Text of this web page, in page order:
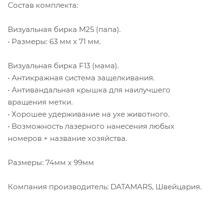
Состав комплекта:
Визуальная бирка M25 (папа).
• Размеры: 63 мм х 71 мм.
Визуальная бирка F13 (мама).
• Антикражная система защелкивания.
• Антивандальная крышка для наилучшего
вращения метки.
• Хорошее удерживание на ухе животного.
• Возможность лазерного нанесения любых
номеров + название хозяйства.
Размеры: 74мм х 99мм
Компания производитель: DATAMARS, Швейцария.